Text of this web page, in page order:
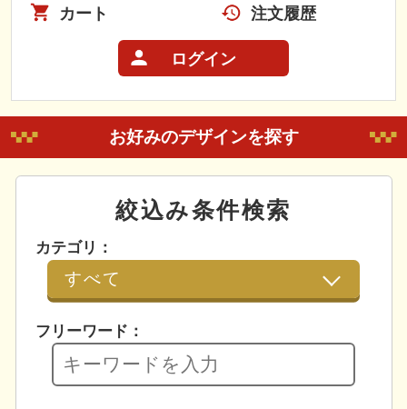
カート 注文履歴
ログイン
お好みのデザインを探す
絞込み条件検索
カテゴリ：
フリーワード：